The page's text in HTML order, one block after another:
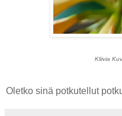
Kliivia
Oletko sinä potkutellut